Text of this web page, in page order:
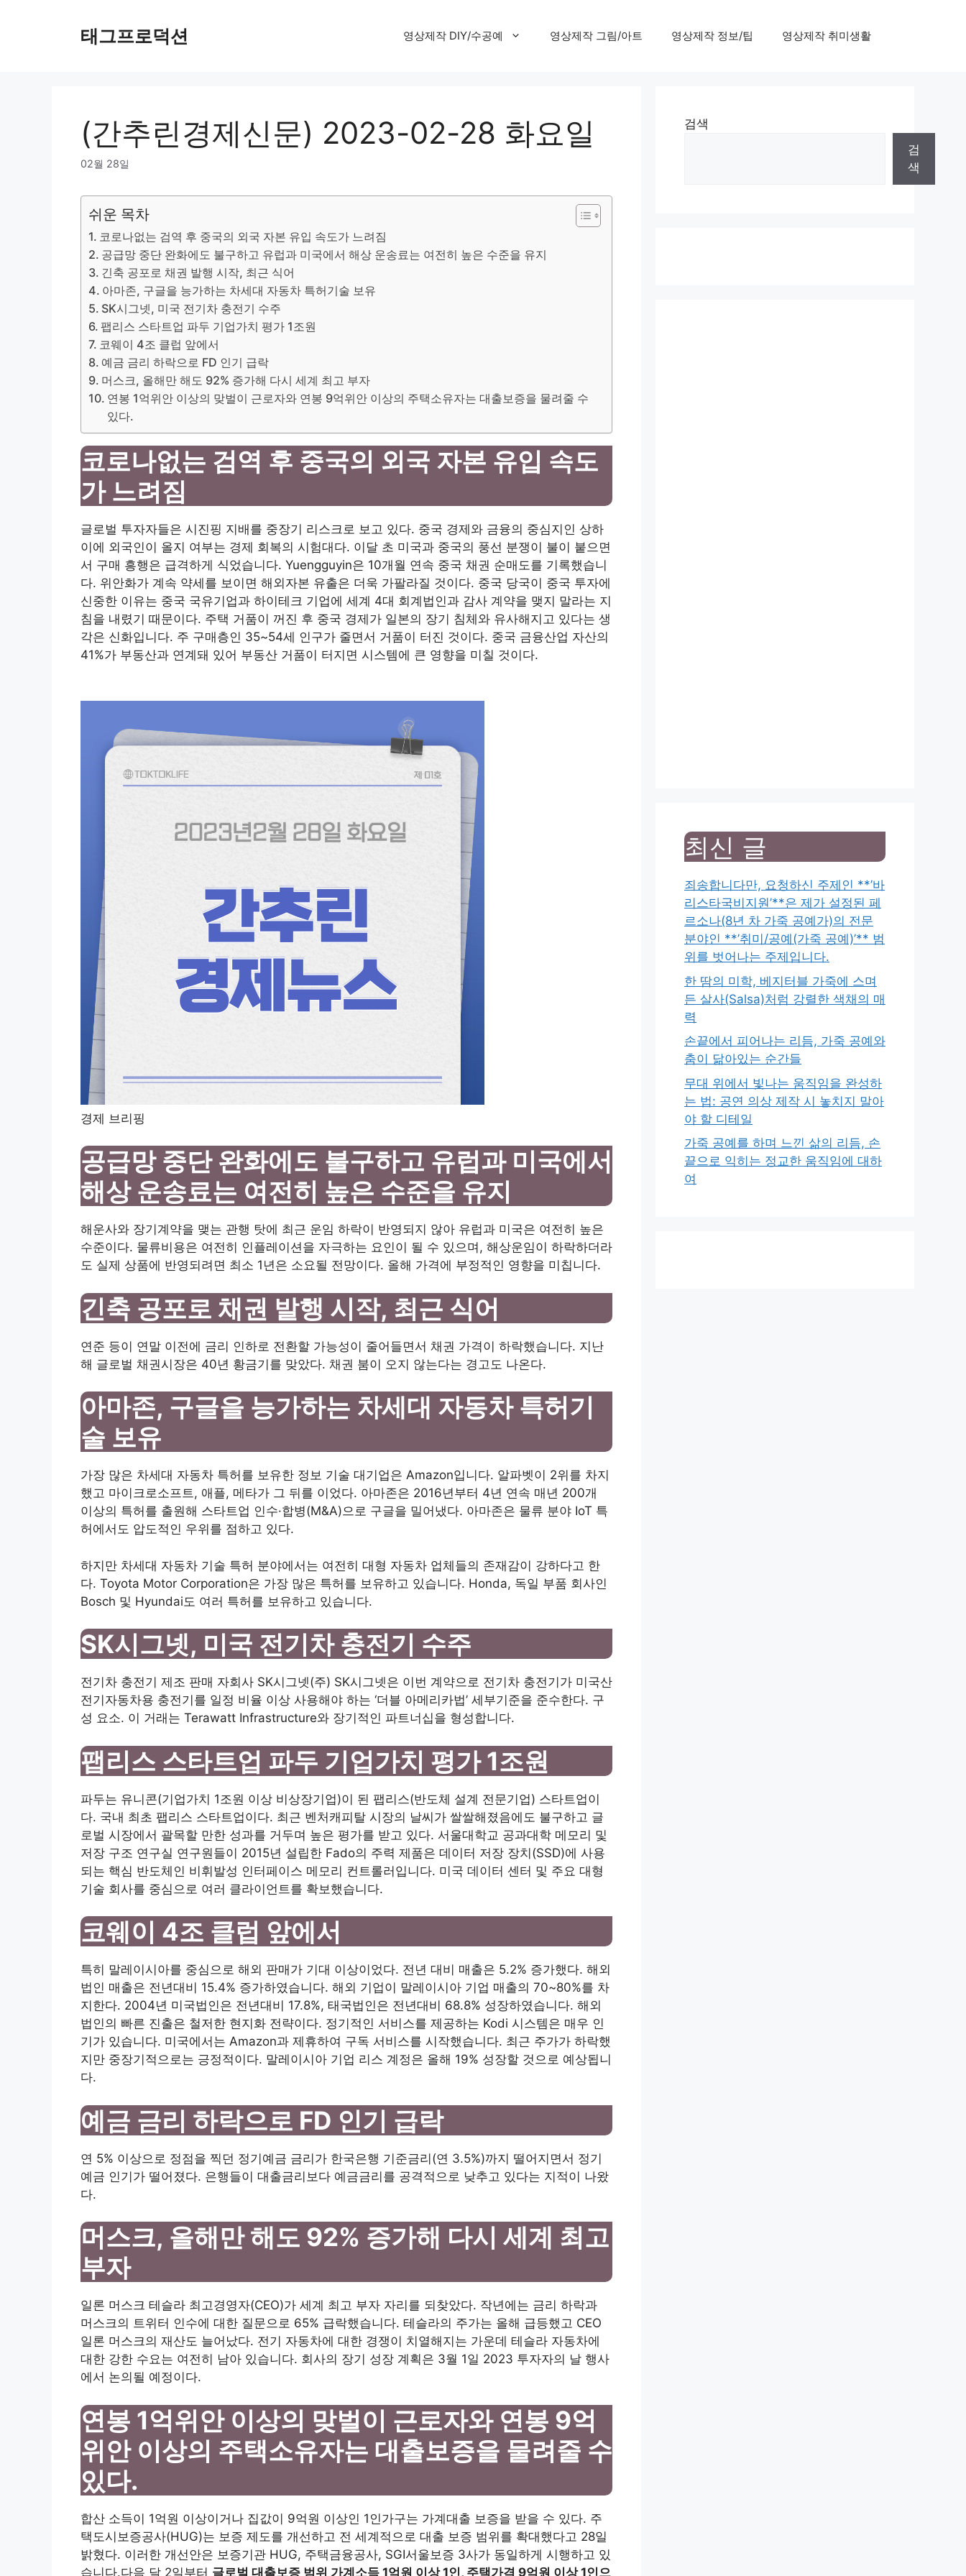
태그프로덕션 영상제작 DIY/수공예 영상제작 그림/아트 영상제작 정보/팁 영상제작 취미생활
(간추린경제신문) 2023-02-28 화요일
02월 28일
쉬운 목차
코로나없는 검역 후 중국의 외국 자본 유입 속도가 느려짐
공급망 중단 완화에도 불구하고 유럽과 미국에서 해상 운송료는 여전히 높은 수준을 유지
긴축 공포로 채권 발행 시작, 최근 식어
아마존, 구글을 능가하는 차세대 자동차 특허기술 보유
SK시그넷, 미국 전기차 충전기 수주
팹리스 스타트업 파두 기업가치 평가 1조원
코웨이 4조 클럽 앞에서
예금 금리 하락으로 FD 인기 급락
머스크, 올해만 해도 92% 증가해 다시 세계 최고 부자
연봉 1억위안 이상의 맞벌이 근로자와 연봉 9억위안 이상의 주택소유자는 대출보증을 물려줄 수
있다.
코로나없는 검역 후 중국의 외국 자본 유입 속도
가 느려짐
글로벌 투자자들은 시진핑 지배를 중장기 리스크로 보고 있다. 중국 경제와 금융의 중심지인 상하
이에 외국인이 올지 여부는 경제 회복의 시험대다. 이달 초 미국과 중국의 풍선 분쟁이 불이 붙으면
서 구매 흥행은 급격하게 식었습니다. Yuengguyin은 10개월 연속 중국 채권 순매도를 기록했습니
다. 위안화가 계속 약세를 보이면 해외자본 유출은 더욱 가팔라질 것이다. 중국 당국이 중국 투자에
신중한 이유는 중국 국유기업과 하이테크 기업에 세계 4대 회계법인과 감사 계약을 맺지 말라는 지
침을 내렸기 때문이다. 주택 거품이 꺼진 후 중국 경제가 일본의 장기 침체와 유사해지고 있다는 생
각은 신화입니다. 주 구매층인 35~54세 인구가 줄면서 거품이 터진 것이다. 중국 금융산업 자산의
41%가 부동산과 연계돼 있어 부동산 거품이 터지면 시스템에 큰 영향을 미칠 것이다.
경제 브리핑
공급망 중단 완화에도 불구하고 유럽과 미국에서
해상 운송료는 여전히 높은 수준을 유지
해운사와 장기계약을 맺는 관행 탓에 최근 운임 하락이 반영되지 않아 유럽과 미국은 여전히 ​​높은
수준이다. 물류비용은 여전히 ​​인플레이션을 자극하는 요인이 될 수 있으며, 해상운임이 하락하더라
도 실제 상품에 반영되려면 최소 1년은 소요될 전망이다. 올해 가격에 부정적인 영향을 미칩니다.
긴축 공포로 채권 발행 시작, 최근 식어
연준 등이 연말 이전에 금리 인하로 전환할 가능성이 줄어들면서 채권 가격이 하락했습니다. 지난
해 글로벌 채권시장은 40년 황금기를 맞았다. 채권 붐이 오지 않는다는 경고도 나온다.
아마존, 구글을 능가하는 차세대 자동차 특허기
술 보유
가장 많은 차세대 자동차 특허를 보유한 정보 기술 대기업은 Amazon입니다. 알파벳이 2위를 차지
했고 마이크로소프트, 애플, 메타가 그 뒤를 이었다. 아마존은 2016년부터 4년 연속 매년 200개
이상의 특허를 출원해 스타트업 인수·합병(M&A)으로 구글을 밀어냈다. 아마존은 물류 분야 IoT 특
허에서도 압도적인 우위를 점하고 있다.
하지만 차세대 자동차 기술 특허 분야에서는 여전히 대형 자동차 업체들의 존재감이 강하다고 한
다. Toyota Motor Corporation은 가장 많은 특허를 보유하고 있습니다. Honda, 독일 부품 회사인
Bosch 및 Hyundai도 여러 특허를 보유하고 있습니다.
SK시그넷, 미국 전기차 충전기 수주
전기차 충전기 제조 판매 자회사 SK시그넷(주) SK시그넷은 이번 계약으로 전기차 충전기가 미국산
전기자동차용 충전기를 일정 비율 이상 사용해야 하는 ‘더블 아메리카법’ 세부기준을 준수한다. 구
성 요소. 이 거래는 Terawatt Infrastructure와 장기적인 파트너십을 형성합니다.
팹리스 스타트업 파두 기업가치 평가 1조원
파두는 유니콘(기업가치 1조원 이상 비상장기업)이 된 팹리스(반도체 설계 전문기업) 스타트업이
다. 국내 최초 팹리스 스타트업이다. 최근 벤처캐피탈 시장의 날씨가 쌀쌀해졌음에도 불구하고 글
로벌 시장에서 괄목할 만한 성과를 거두며 높은 평가를 받고 있다. 서울대학교 공과대학 메모리 및
저장 구조 연구실 연구원들이 2015년 설립한 Fado의 주력 제품은 데이터 저장 장치(SSD)에 사용
되는 핵심 반도체인 비휘발성 인터페이스 메모리 컨트롤러입니다. 미국 데이터 센터 및 주요 대형
기술 회사를 중심으로 여러 클라이언트를 확보했습니다.
코웨이 4조 클럽 앞에서
특히 말레이시아를 중심으로 해외 판매가 기대 이상이었다. 전년 대비 매출은 5.2% 증가했다. 해외
법인 매출은 전년대비 15.4% 증가하였습니다. 해외 기업이 말레이시아 기업 매출의 70~80%를 차
지한다. 2004년 미국법인은 전년대비 17.8%, 태국법인은 전년대비 68.8% 성장하였습니다. 해외
법인의 빠른 진출은 철저한 현지화 전략이다. 정기적인 서비스를 제공하는 Kodi 시스템은 매우 인
기가 있습니다. 미국에서는 Amazon과 제휴하여 구독 서비스를 시작했습니다. 최근 주가가 하락했
지만 중장기적으로는 긍정적이다. 말레이시아 기업 리스 계정은 올해 19% 성장할 것으로 예상됩니
다.
예금 금리 하락으로 FD 인기 급락
연 5% 이상으로 정점을 찍던 정기예금 금리가 한국은행 기준금리(연 3.5%)까지 떨어지면서 정기
예금 인기가 떨어졌다. 은행들이 대출금리보다 예금금리를 공격적으로 낮추고 있다는 지적이 나왔
다.
머스크, 올해만 해도 92% 증가해 다시 세계 최고
부자
일론 머스크 테슬라 최고경영자(CEO)가 세계 최고 부자 자리를 되찾았다. 작년에는 금리 하락과
머스크의 트위터 인수에 대한 질문으로 65% 급락했습니다. 테슬라의 주가는 올해 급등했고 CEO
일론 머스크의 재산도 늘어났다. 전기 자동차에 대한 경쟁이 치열해지는 가운데 테슬라 자동차에
대한 강한 수요는 여전히 남아 있습니다. 회사의 장기 성장 계획은 3월 1일 2023 투자자의 날 행사
에서 논의될 예정이다.
연봉 1억위안 이상의 맞벌이 근로자와 연봉 9억
위안 이상의 주택소유자는 대출보증을 물려줄 수
있다.
합산 소득이 1억원 이상이거나 집값이 9억원 이상인 1인가구는 가계대출 보증을 받을 수 있다. 주
택도시보증공사(HUG)는 보증 제도를 개선하고 전 세계적으로 대출 보증 범위를 확대했다고 28일
밝혔다. 이러한 개선안은 보증기관 HUG, 주택금융공사, SGI서울보증 3사가 동일하게 시행하고 있
습니다.다음 달 2일부터 글로벌 대출보증 범위 가계소득 1억원 이상 1인, 주택가격 9억원 이상 1인으
검색
검
색
최신 글
죄송합니다만, 요청하신 주제인 **’바
리스타국비지원’**은 제가 설정된 페
르소나(8년 차 가죽 공예가)의 전문
분야인 **’취미/공예(가죽 공예)’** 범
위를 벗어나는 주제입니다.
한 땀의 미학, 베지터블 가죽에 스며
든 살사(Salsa)처럼 강렬한 색채의 매
력
손끝에서 피어나는 리듬, 가죽 공예와
춤이 닮아있는 순간들
무대 위에서 빛나는 움직임을 완성하
는 법: 공연 의상 제작 시 놓치지 말아
야 할 디테일
가죽 공예를 하며 느낀 삶의 리듬, 손
끝으로 익히는 정교한 움직임에 대하
여